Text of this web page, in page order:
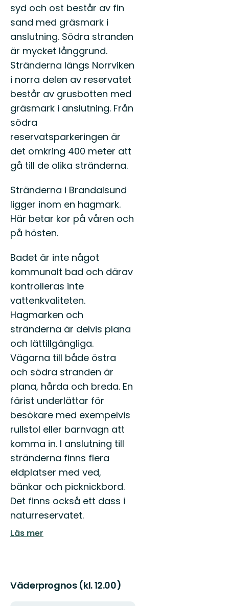
syd och ost består av fin
sand med gräsmark i
anslutning. Södra stranden
är mycket långgrund.
Stränderna längs Norrviken
i norra delen av reservatet
består av grusbotten med
gräsmark i anslutning. Från
södra
reservatsparkeringen är
det omkring 400 meter att
gå till de olika stränderna.
Stränderna i Brandalsund
ligger inom en hagmark.
Här betar kor på våren och
på hösten.
Badet är inte något
kommunalt bad och därav
kontrolleras inte
vattenkvaliteten.
Hagmarken och
stränderna är delvis plana
och lättillgängliga.
Vägarna till både östra
och södra stranden är
plana, hårda och breda. En
färist underlättar för
besökare med exempelvis
rullstol eller barnvagn att
komma in. I anslutning till
stränderna finns flera
eldplatser med ved,
bänkar och picknickbord.
Det finns också ett dass i
naturreservatet.
Läs mer
Väderprognos (kl. 12.00)